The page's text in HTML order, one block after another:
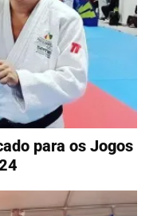
para os Jogos